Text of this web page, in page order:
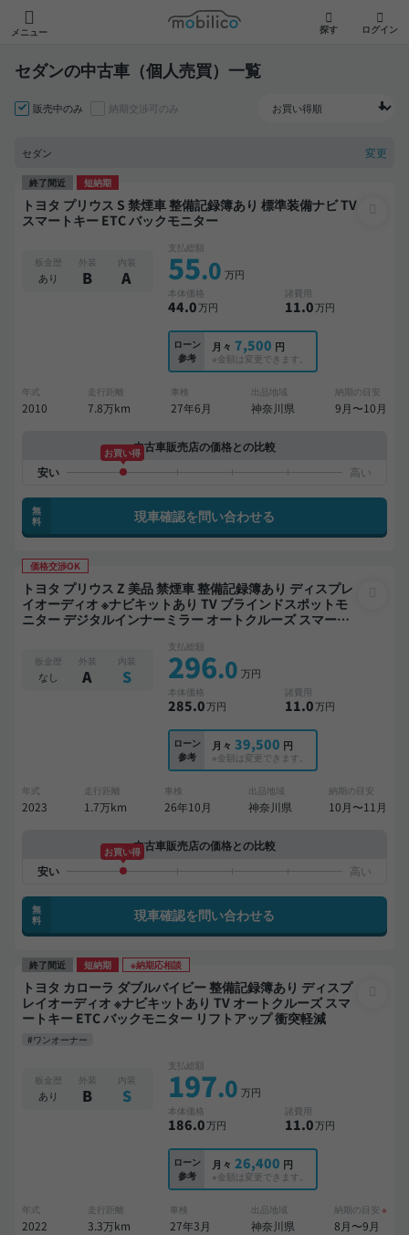
メニュー
モビリコ
探す ログイン
セダンの中古車（個人売買）一覧
販売中のみ 納期交渉可のみ
セダン 変更
終了間近 短納期
トヨタ プリウス S 禁煙車 整備記録簿あり 標準装備ナビ TV
スマートキー ETC バックモニター
板金歴
あり
外装
B
内装
A
支払総額
55.0 万円
本体価格
44.0万円
諸費用
11.0万円
ローン
参考
月々 7,500 円
※金額は変更できます。
年式
2010
走行距離
7.8万km
車検
27年6月
出品地域
神奈川県
納期の目安
9月〜10月
中古車販売店の価格との比較
お買い得
無
料
現車確認を問い合わせる
価格交渉OK
トヨタ プリウス Z 美品 禁煙車 整備記録簿あり ディスプレ
イオーディオ ※ナビキットあり TV ブラインドスポットモ
ニター デジタルインナーミラー オートクルーズ スマート
ライブレコーダー 衝突軽減
板金歴
なし
外装
A
内装
S
支払総額
296.0 万円
本体価格
285.0万円
諸費用
11.0万円
ローン
参考
月々 39,500 円
※金額は変更できます。
年式
2023
走行距離
1.7万km
車検
26年10月
出品地域
神奈川県
納期の目安
10月〜11月
中古車販売店の価格との比較
お買い得
無
料
現車確認を問い合わせる
終了間近 短納期 ※納期応相談
トヨタ カローラ ダブルバイビー 整備記録簿あり ディスプ
レイオーディオ ※ナビキットあり TV オートクルーズ スマ
ートキー ETC バックモニター リフトアップ 衝突軽減
#ワンオーナー
板金歴
あり
外装
B
内装
S
支払総額
197.0 万円
本体価格
186.0万円
諸費用
11.0万円
ローン
参考
月々 26,400 円
※金額は変更できます。
年式
2022
走行距離
3.3万km
車検
27年3月
出品地域
神奈川県
納期の目安 ※
8月〜9月